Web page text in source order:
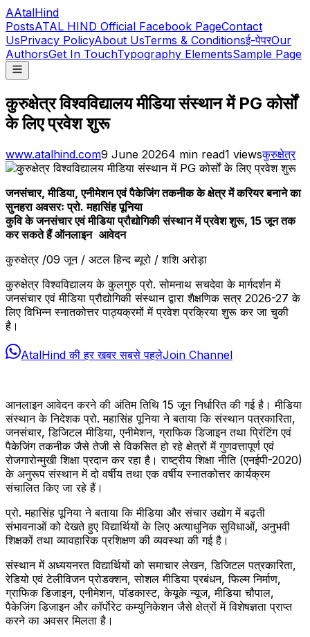
AAtalHind
PostsATAL HIND Official Facebook PageContact
UsPrivacy PolicyAbout UsTerms & Conditionsई-पेपरOur
AuthorsGet In TouchTypography ElementsSample Page
कुरुक्षेत्र विश्वविद्यालय मीडिया संस्थान में PG कोर्सों
के लिए प्रवेश शुरू
www.atalhind.com9 June 20264 min read1 viewsकुरुक्षेत्र
जनसंचार, मीडिया, एनीमेशन एवं पैकेजिंग तकनीक के क्षेत्र में करियर बनाने का
सुनहरा अवसरः प्रो. महासिंह पूनिया
कुवि के जनसंचार एवं मीडिया प्रौद्योगिकी संस्थान में प्रवेश शुरू, 15 जून तक
कर सकते हैंऑनलाइन आवेदन
कुरुक्षेत्र /09 जून / अटल हिन्द ब्यूरो / शशि अरोड़ा
कुरुक्षेत्र विश्वविद्यालय के कुलगुरु प्रो. सोमनाथ सचदेवा के मार्गदर्शन में
जनसंचार एवं मीडिया प्रौद्योगिकी संस्थान द्वारा शैक्षणिक सत्र 2026-27 के
लिए विभिन्न स्नातकोत्तर पाठ्यक्रमों में प्रवेश प्रक्रिया शुरू कर जा चुकी
है।
AtalHind की हर खबर सबसे पहलेJoin Channel
आनलाइन आवेदन करने की अंतिम तिथि 15 जून निर्धारित की गई है। मीडिया
संस्थान के निदेशक प्रो. महासिंह पूनिया ने बताया कि संस्थान पत्रकारिता,
जनसंचार, डिजिटल मीडिया, एनीमेशन, ग्राफिक डिजाइन तथा प्रिंटिंग एवं
पैकेजिंग तकनीक जैसे तेजी से विकसित हो रहे क्षेत्रों में गुणवत्तापूर्ण एवं
रोजगारोन्मुखी शिक्षा प्रदान कर रहा है। राष्ट्रीय शिक्षा नीति (एनईपी-2020)
के अनुरूप संस्थान में दो वर्षीय तथा एक वर्षीय स्नातकोत्तर कार्यक्रम
संचालित किए जा रहे हैं।
प्रो. महासिंह पूनिया ने बताया कि मीडिया और संचार उद्योग में बढ़ती
संभावनाओं को देखते हुए विद्यार्थियों के लिए अत्याधुनिक सुविधाओं, अनुभवी
शिक्षकों तथा व्यावहारिक प्रशिक्षण की व्यवस्था की गई है।
संस्थान में अध्ययनरत विद्यार्थियों को समाचार लेखन, डिजिटल पत्रकारिता,
रेडियो एवं टेलीविजन प्रोडक्शन, सोशल मीडिया प्रबंधन, फिल्म निर्माण,
ग्राफिक डिजाइन, एनीमेशन, पॉडकास्ट, केयूके न्यूज, मीडिया चौपाल,
पैकेजिंग डिजाइन और कॉर्पाेरेट कम्युनिकेशन जैसे क्षेत्रों में विशेषज्ञता प्राप्त
करने का अवसर मिलता है।